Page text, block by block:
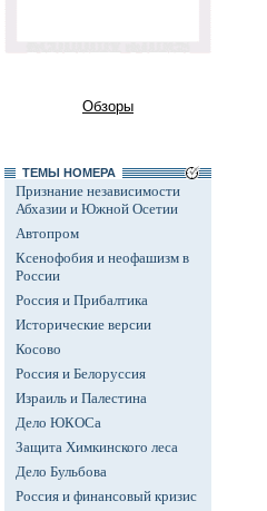
Обзоры
ТЕМЫ НОМЕРА
Признание независимости
Абхазии и Южной Осетии
Автопром
Ксенофобия и неофашизм в
России
Россия и Прибалтика
Исторические версии
Косово
Россия и Белоруссия
Израиль и Палестина
Дело ЮКОСа
Защита Химкинского леса
Дело Бульбова
Россия и финансовый кризис